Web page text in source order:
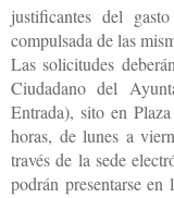
justificantes del
compulsada de las
Las solicitudes
Ciudadano del
Entrada), sito en
horas, de lunes a
través de la sede
podrán presentarse